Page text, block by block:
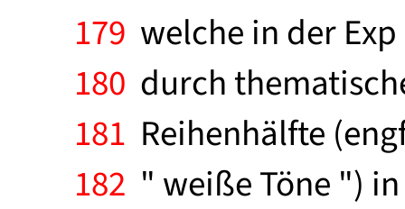
179 welche in der
180 durch
181 Reihenhälfte
182 " weiße Töne ")